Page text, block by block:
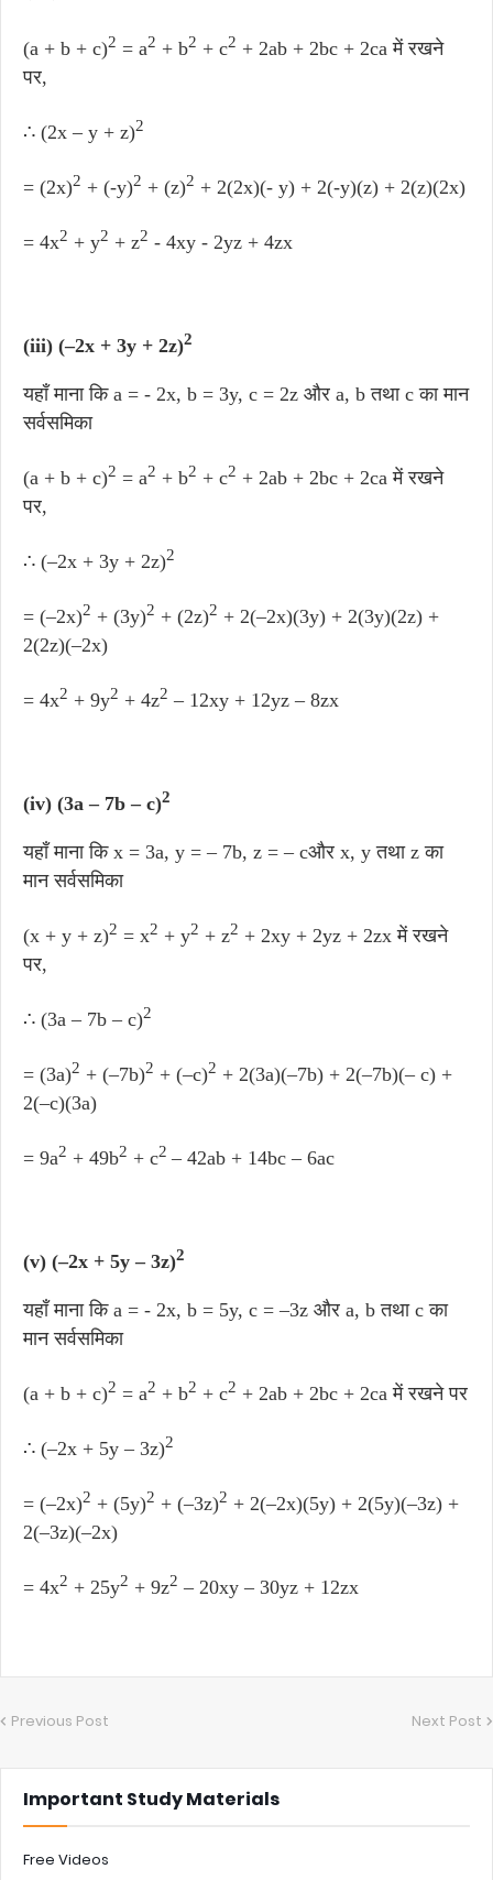
(a + b + c)2 = a2 + b2 + c2 + 2ab + 2bc + 2ca में रखने
पर,
∴ (2x – y + z)2
= (2x)2 + (-y)2 + (z)2 + 2(2x)(- y) + 2(-y)(z) + 2(z)(2x)
= 4x2 + y2 + z2 - 4xy - 2yz + 4zx
(iii) (–2x + 3y + 2z)2
यहाँ माना कि a = - 2x, b = 3y, c = 2z और a, b तथा c का मान
सर्वसमिका
(a + b + c)2 = a2 + b2 + c2 + 2ab + 2bc + 2ca में रखने
पर,
∴ (–2x + 3y + 2z)2
= (–2x)2 + (3y)2 + (2z)2 + 2(–2x)(3y) + 2(3y)(2z) +
2(2z)(–2x)
= 4x2 + 9y2 + 4z2 – 12xy + 12yz – 8zx
(iv) (3a – 7b – c)2
यहाँ माना कि x = 3a, y = – 7b, z = – cऔर x, y तथा z का
मान सर्वसमिका
(x + y + z)2 = x2 + y2 + z2 + 2xy + 2yz + 2zx में रखने
पर,
∴ (3a – 7b – c)2
= (3a)2 + (–7b)2 + (–c)2 + 2(3a)(–7b) + 2(–7b)(– c) +
2(–c)(3a)
= 9a2 + 49b2 + c2 – 42ab + 14bc – 6ac
(v) (–2x + 5y – 3z)2
यहाँ माना कि a = - 2x, b = 5y, c = –3z और a, b तथा c का
मान सर्वसमिका
(a + b + c)2 = a2 + b2 + c2 + 2ab + 2bc + 2ca में रखने पर
∴ (–2x + 5y – 3z)2
= (–2x)2 + (5y)2 + (–3z)2 + 2(–2x)(5y) + 2(5y)(–3z) +
2(–3z)(–2x)
= 4x2 + 25y2 + 9z2 – 20xy – 30yz + 12zx
Previous Post Next Post
Important Study Materials
Free Videos